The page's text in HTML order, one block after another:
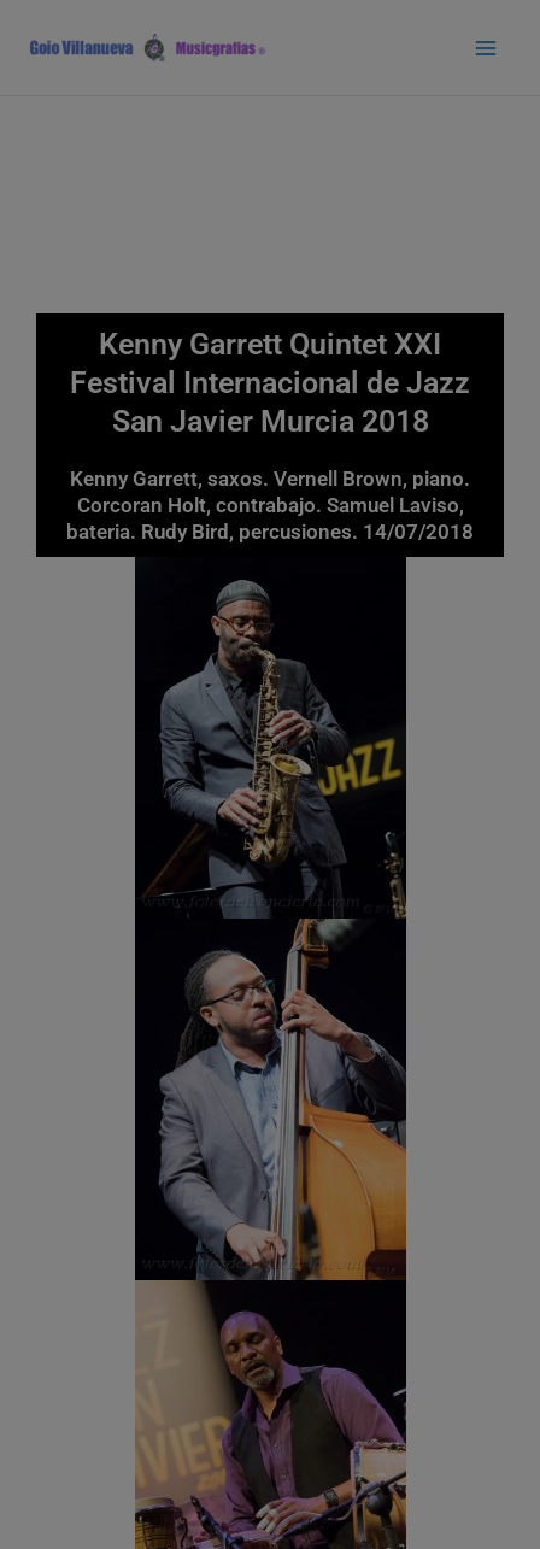
contenido
Kenny Garrett Quintet XXI
Festival Internacional de Jazz
San Javier Murcia 2018
Kenny Garrett, saxos. Vernell Brown, piano.
Corcoran Holt, contrabajo. Samuel Laviso,
bateria. Rudy Bird, percusiones. 14/07/2018